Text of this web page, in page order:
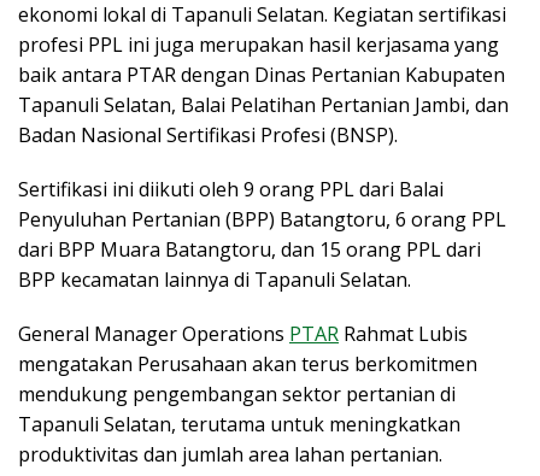
ekonomi lokal di Tapanuli Selatan. Kegiatan sertifikasi
profesi PPL ini juga merupakan hasil kerjasama yang
baik antara PTAR dengan Dinas Pertanian Kabupaten
Tapanuli Selatan, Balai Pelatihan Pertanian Jambi, dan
Badan Nasional Sertifikasi Profesi (BNSP).
Sertifikasi ini diikuti oleh 9 orang PPL dari Balai
Penyuluhan Pertanian (BPP) Batangtoru, 6 orang PPL
dari BPP Muara Batangtoru, dan 15 orang PPL dari
BPP kecamatan lainnya di Tapanuli Selatan.
General Manager Operations PTAR Rahmat Lubis
mengatakan Perusahaan akan terus berkomitmen
mendukung pengembangan sektor pertanian di
Tapanuli Selatan, terutama untuk meningkatkan
produktivitas dan jumlah area lahan pertanian.